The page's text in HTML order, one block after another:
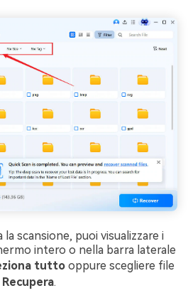
scansione, puoi visualizzare i
intero o nella barra laterale
tutto oppure scegliere file
Recupera.